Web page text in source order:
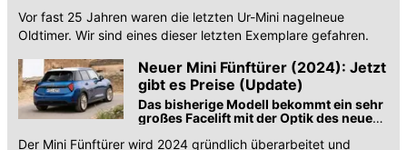
Vor fast 25 Jahren waren die letzten Ur-Mini nagelneue
Oldtimer. Wir sind eines dieser letzten Exemplare gefahren.
Neuer Mini Fünftürer (2024): Jetzt
gibt es Preise (Update)
Das bisherige Modell bekommt ein sehr
großes Facelift mit der Optik des neuen
Der Mini Fünftürer wird 2024 gründlich überarbeitet und